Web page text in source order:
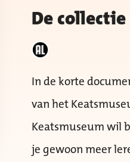
De
In de korte
van het
Keatsmuseum wil
je gewoon meer